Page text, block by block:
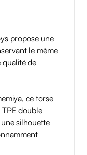
propose une
le même
qualité de
ce torse
double
silhouette